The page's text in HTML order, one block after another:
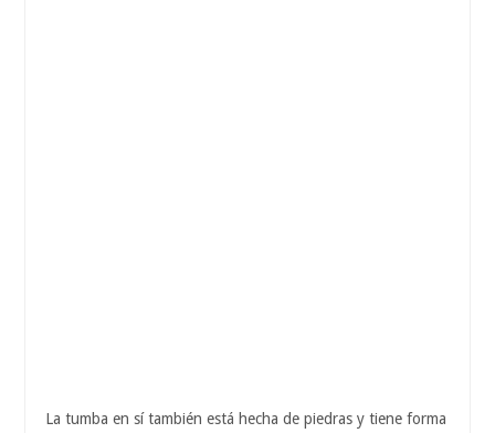
La tumba en sí también está hecha de piedras y tiene forma